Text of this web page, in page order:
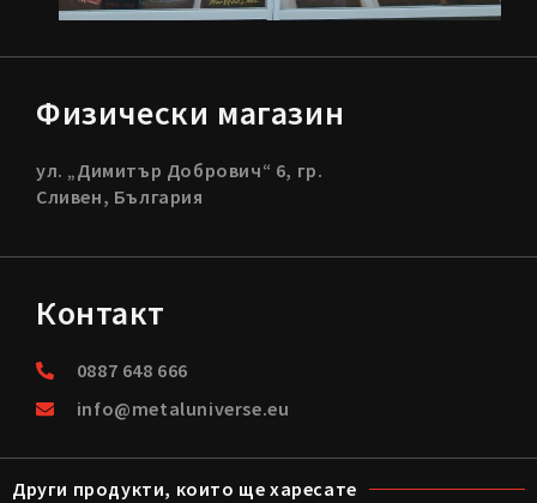
Физически магазин
ул. „Димитър Добрович“ 6, гр.
Сливен, България
Контакт
0887 648 666
info@metaluniverse.eu
Други продукти, които ще харесате